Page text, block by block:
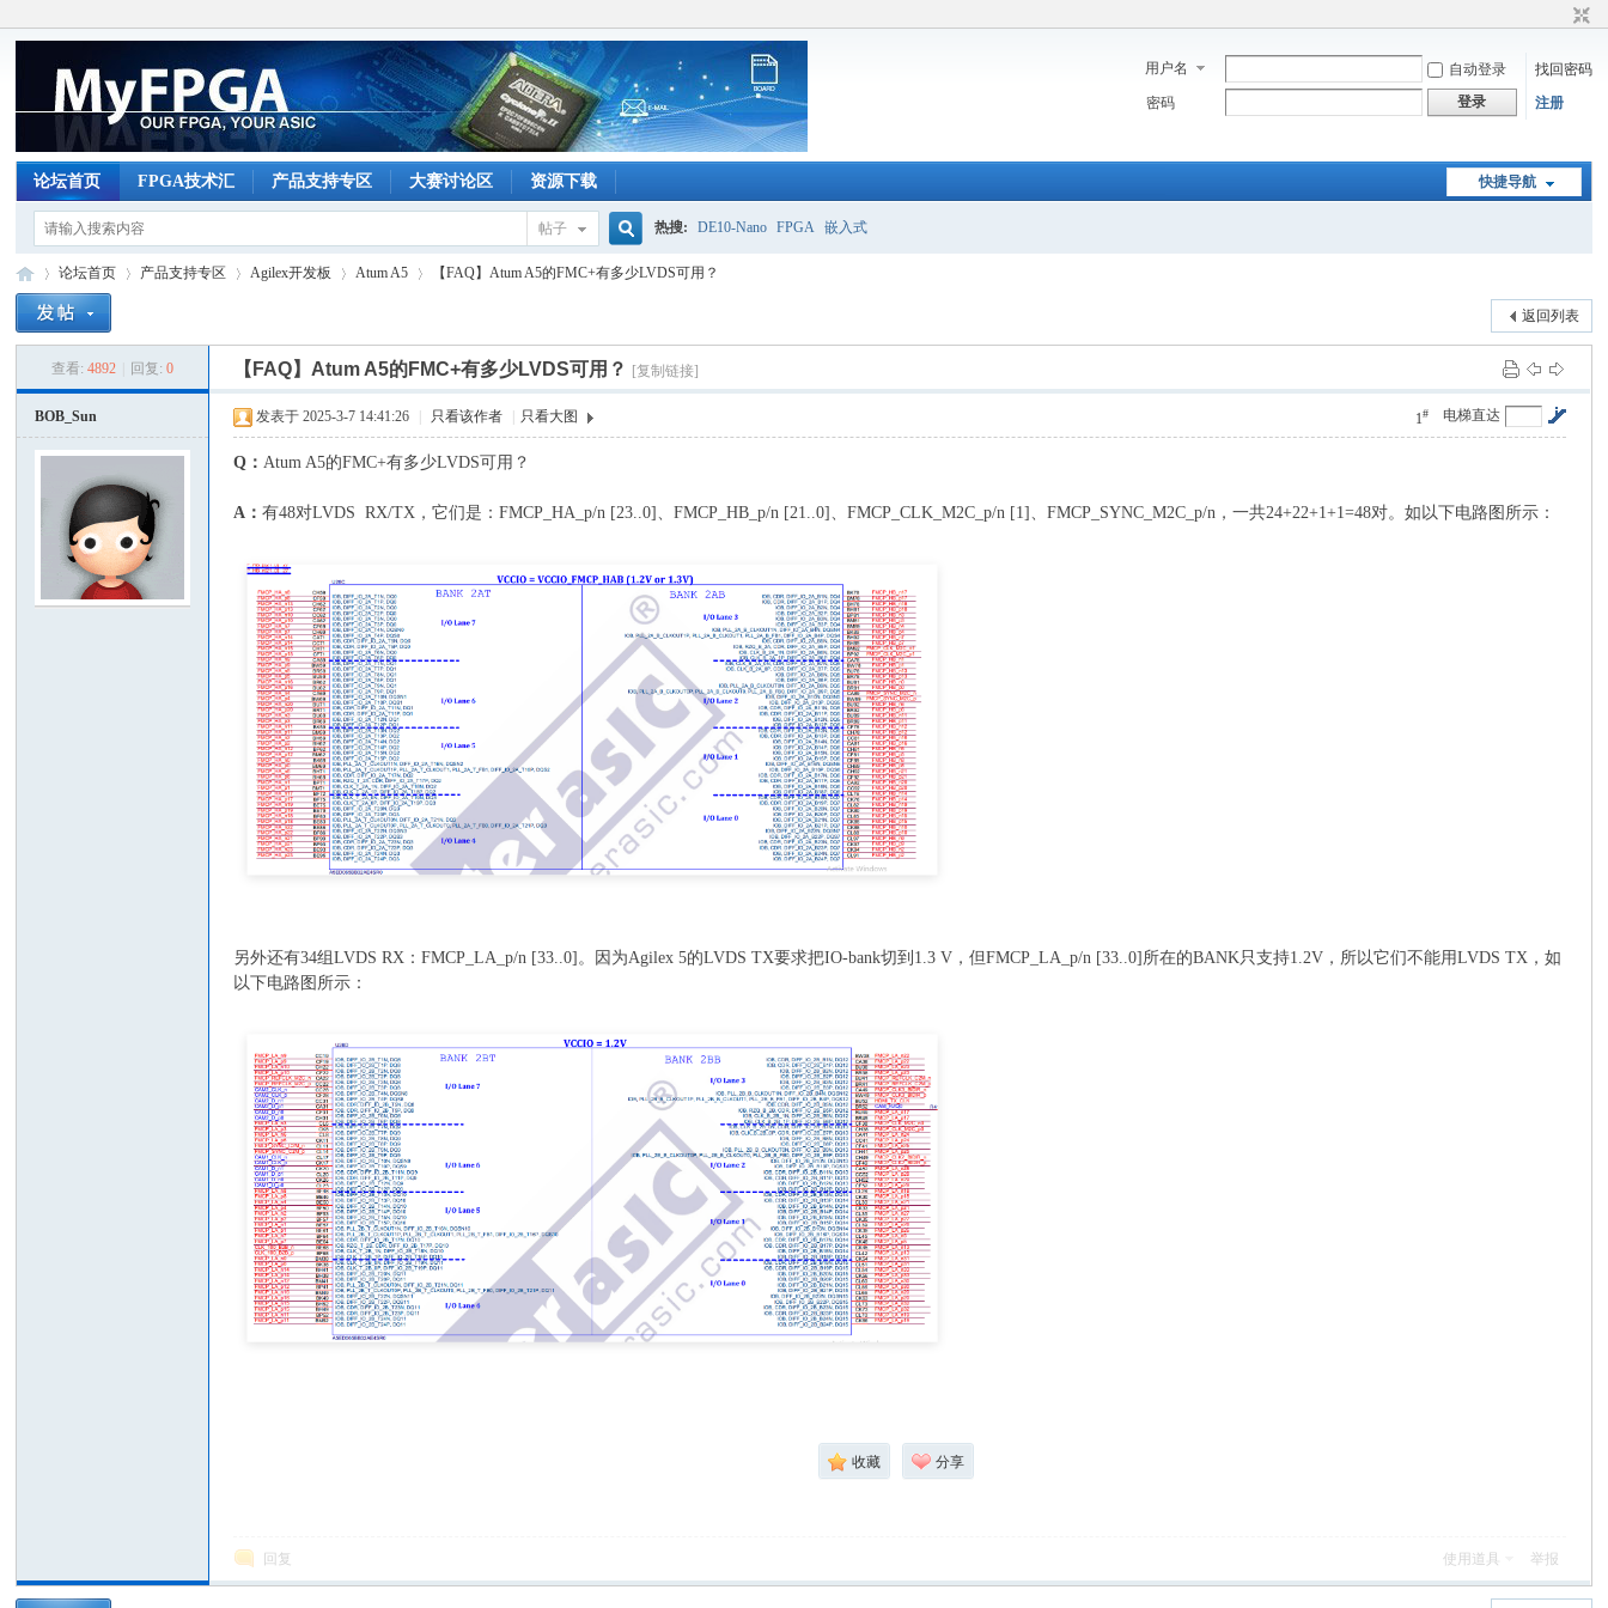
用户名 自动登录
找回密码
密码
登录 注册
快捷导航
论坛首页 FPGA技术汇 产品支持专区 大赛讨论区 资源下载
帖子
搜
索
热搜: DE10-Nano FPGA 嵌入式
论坛首页 产品支持专区 Agilex开发板
›
Atum A5
›
【FAQ】Atum A5的FMC+有多少LVDS可用？
返回列表
查看: 4892 回复: 0 【FAQ】Atum A5的FMC+有多少LVDS可用？ [复制链接]
BOB_Sun 电梯直达
1#
发表于 2025-3-7 14:41:26 只看该作者 只看大图
Q：Atum A5的FMC+有多少LVDS可用？
A：有48对LVDS RX/TX，它们是：FMCP_HA_p/n [23..0]、FMCP_HB_p/n [21..0]、FMCP_CLK_M2C_p/n [1]、FMCP_SYNC_M2C_p/n，一共24+22+1+1=48对。如以下电路图所示：
另外还有34组LVDS RX：FMCP_LA_p/n [33..0]。因为Agilex 5的LVDS TX要求把IO-bank切到1.3 V，但FMCP_LA_p/n [33..0]所在的BANK只支持1.2V，所以它们不能用LVDS TX，如
以下电路图所示：
收藏 分享
回复 使用道具 举报